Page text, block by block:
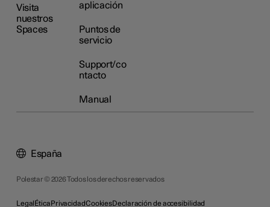
Visita
nuestros
Spaces
aplicación
Puntos de
servicio
Support/co
ntacto
Manual
Polestar © 2026 Todos los derechos reservados
LegalÉticaPrivacidadCookiesDeclaración de accesibilidad
España